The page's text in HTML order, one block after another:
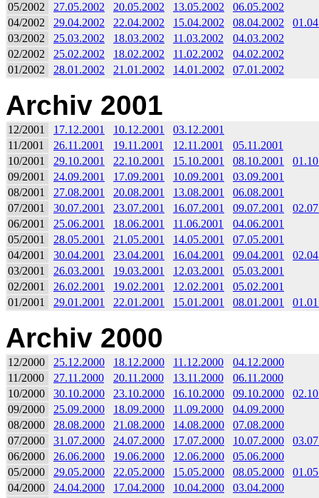
05/2002
27.05.2002 20.05.2002 13.05.2002
06.05.2002
04/2002
29.04.2002 22.04.2002 15.04.2002 08.04.2002
03/2002
25.03.2002 18.03.2002 11.03.2002
04.03.2002
02/2002
25.02.2002 18.02.2002 11.02.2002
04.02.2002
01/2002
28.01.2002 21.01.2002 14.01.2002 07.01.2002
Archiv 2001
12/2001 17.12.2001 10.12.2001
03.12.2001
11/2001
26.11.2001 19.11.2001 12.11.2001
05.11.2001
10/2001
29.10.2001 22.10.2001 15.10.2001 08.10.2001
09/2001
24.09.2001 17.09.2001 10.09.2001
03.09.2001
08/2001
27.08.2001 20.08.2001 13.08.2001
06.08.2001
07/2001
30.07.2001 23.07.2001 16.07.2001 09.07.2001
06/2001
25.06.2001 18.06.2001 11.06.2001
04.06.2001
05/2001
28.05.2001 21.05.2001 14.05.2001
07.05.2001
04/2001
30.04.2001 23.04.2001 16.04.2001 09.04.2001
03/2001
26.03.2001 19.03.2001 12.03.2001
05.03.2001
02/2001
26.02.2001 19.02.2001 12.02.2001
05.02.2001
01/2001
29.01.2001 22.01.2001 15.01.2001 08.01.2001
Archiv 2000
12/2000 25.12.2000 18.12.2000 11.12.2000
04.12.2000
11/2000
27.11.2000 20.11.2000 13.11.2000
06.11.2000
10/2000
30.10.2000 23.10.2000 16.10.2000 09.10.2000
09/2000
25.09.2000 18.09.2000 11.09.2000
04.09.2000
08/2000
28.08.2000 21.08.2000 14.08.2000
07.08.2000
07/2000
31.07.2000 24.07.2000 17.07.2000 10.07.2000
06/2000
26.06.2000 19.06.2000 12.06.2000
05.06.2000
05/2000
29.05.2000 22.05.2000 15.05.2000 08.05.2000
04/2000
24.04.2000 17.04.2000 10.04.2000
03.04.2000